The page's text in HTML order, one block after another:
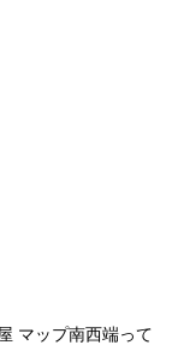
マップ南西端って